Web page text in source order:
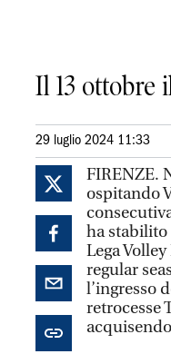
Il 13 ottobre
29 luglio 2024 11:33
FIRENZE.
ospitando
ha stabilito
Lega
regular
l’ingresso
retrocesse